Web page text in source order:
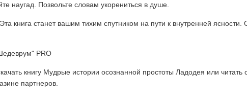
наугад. Позвольте словам укорениться в душе.
книга станет вашим тихим спутником на пути к внутренней
PRO
книгу Мудрые истории осознанной простоты Ладодея или
партнеров.